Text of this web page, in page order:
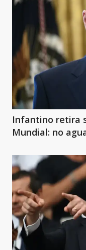
Infantino retira
Mundial: no